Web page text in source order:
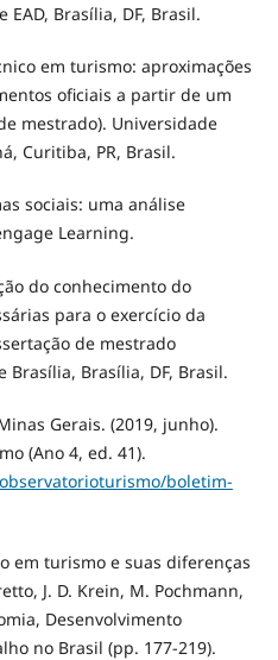
EAD, Brasília, DF, Brasil.
em turismo: aproximações
oficiais a partir de um
mestrado). Universidade
Curitiba, PR, Brasil.
sociais: uma análise
Learning.
do conhecimento do
para o exercício da
de mestrado
Brasília, DF, Brasil.
Gerais. (2019, junho).
(Ano 4, ed. 41).
boletim-
em turismo e suas diferenças
J. D. Krein, M. Pochmann,
Desenvolvimento
no Brasil (pp. 177-219).